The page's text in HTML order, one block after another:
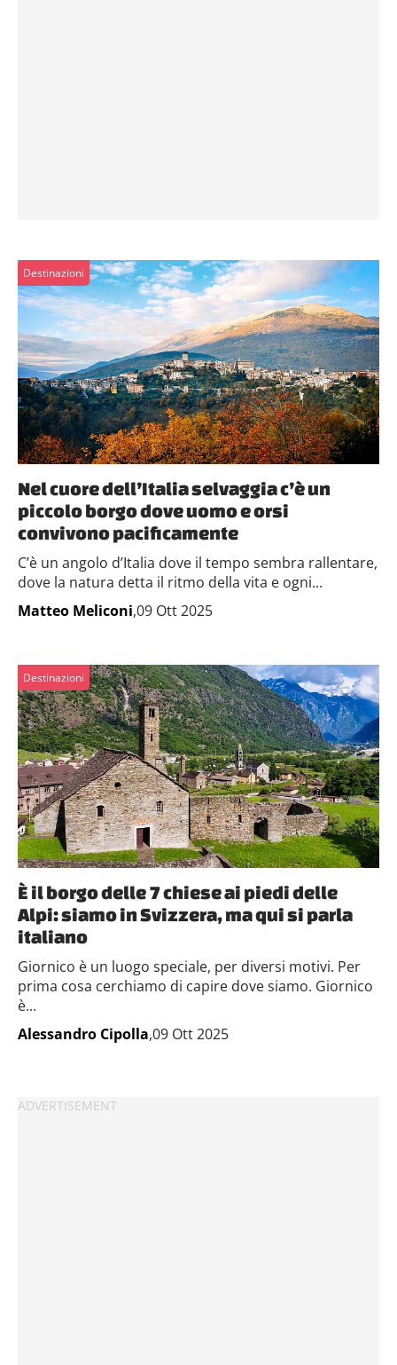
Destinazioni
Nel cuore dell’Italia selvaggia c’è un
piccolo borgo dove uomo e orsi
convivono pacificamente
C’è un angolo d’Italia dove il tempo sembra rallentare,
dove la natura detta il ritmo della vita e ogni...
Matteo Meliconi,09 Ott 2025
Destinazioni
È il borgo delle 7 chiese ai piedi delle
Alpi: siamo in Svizzera, ma qui si parla
italiano
Giornico è un luogo speciale, per diversi motivi. Per
prima cosa cerchiamo di capire dove siamo. Giornico
è...
Alessandro Cipolla,09 Ott 2025